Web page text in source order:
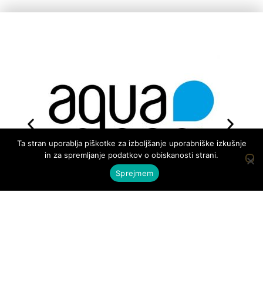
Ta stran uporablja piškotke za izboljšanje uporabniške izkušnje
in za spremljanje podatkov o obiskanosti strani.
Sprejmem